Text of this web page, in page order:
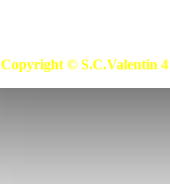
Copyright © S.C.Valentin